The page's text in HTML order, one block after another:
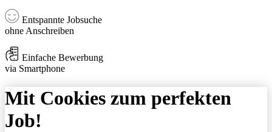
Entspannte Jobsuche
ohne Anschreiben
Einfache Bewerbung
via Smartphone
Mit Cookies zum perfekten
Job!